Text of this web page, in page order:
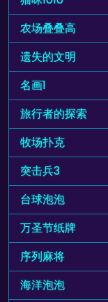
农场叠叠高
遗失的文明
名画1
旅行者的探索
牧场扑克
突击兵3
台球泡泡
万圣节纸牌
序列麻将
海洋泡泡